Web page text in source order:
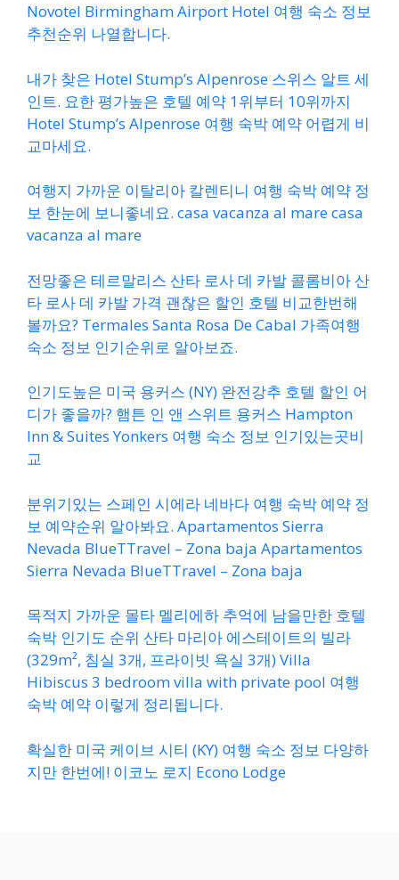
Novotel Birmingham Airport Hotel 여행 숙소 정보
추천순위 나열합니다.
내가 찾은 Hotel Stump’s Alpenrose 스위스 알트 세
인트. 요한 평가높은 호텔 예약 1위부터 10위까지
Hotel Stump’s Alpenrose 여행 숙박 예약 어렵게 비
교마세요.
여행지 가까운 이탈리아 칼렌티니 여행 숙박 예약 정
보 한눈에 보니좋네요. casa vacanza al mare casa
vacanza al mare
전망좋은 테르말리스 산타 로사 데 카발 콜롬비아 산
타 로사 데 카발 가격 괜찮은 할인 호텔 비교한번해
볼까요? Termales Santa Rosa De Cabal 가족여행
숙소 정보 인기순위로 알아보죠.
인기도높은 미국 용커스 (NY) 완전강추 호텔 할인 어
디가 좋을까? 햄튼 인 앤 스위트 용커스 Hampton
Inn & Suites Yonkers 여행 숙소 정보 인기있는곳비
교
분위기있는 스페인 시에라 네바다 여행 숙박 예약 정
보 예약순위 알아봐요. Apartamentos Sierra
Nevada BlueTTravel – Zona baja Apartamentos
Sierra Nevada BlueTTravel – Zona baja
목적지 가까운 몰타 멜리에하 추억에 남을만한 호텔
숙박 인기도 순위 산타 마리아 에스테이트의 빌라
(329m², 침실 3개, 프라이빗 욕실 3개) Villa
Hibiscus 3 bedroom villa with private pool 여행
숙박 예약 이렇게 정리됩니다.
확실한 미국 케이브 시티 (KY) 여행 숙소 정보 다양하
지만 한번에! 이코노 로지 Econo Lodge